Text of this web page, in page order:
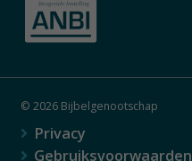
© 2026 Bijbelgenootschap
Privacy
Gebruiksvoorwaarden